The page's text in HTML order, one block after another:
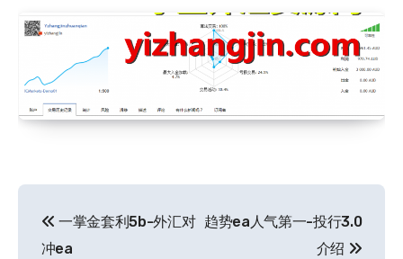
章
一掌金套利5b-外汇对
冲ea
趋势ea人气第一-投行3.0
介绍